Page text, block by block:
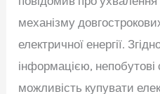
механізму
електричної енергії.
інформацією,
можливість купувати